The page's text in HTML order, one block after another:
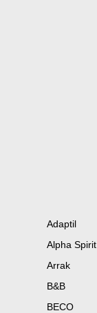
Adaptil
Alpha Spirit
Arrak
B&B
BECO